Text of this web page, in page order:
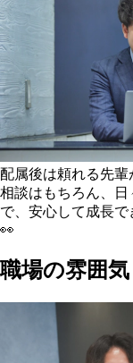
配属後は頼れる先
相談はもちろん、
で、安心して成長で
👀
職場の雰囲気